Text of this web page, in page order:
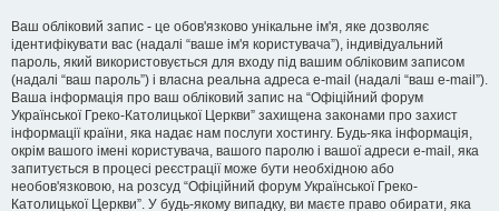
Ваш обліковий запис - це обов'язково унікальне ім'я, яке дозволяє
ідентифікувати вас (надалі “ваше ім'я користувача”), індивідуальний
пароль, який використовується для входу під вашим обліковим записом
(надалі “ваш пароль”) і власна реальна адреса e-mail (надалі “ваш e-mail”).
Ваша інформація про ваш обліковий запис на “Офіційний форум
Української Греко-Католицької Церкви” захищена законами про захист
інформації країни, яка надає нам послуги хостингу. Будь-яка інформація,
окрім вашого імені користувача, вашого паролю і вашої адреси e-mail, яка
запитується в процесі реєстрації може бути необхідною або
необов'язковою, на розсуд “Офіційний форум Української Греко-
Католицької Церкви”. У будь-якому випадку, ви маєте право обирати, яка